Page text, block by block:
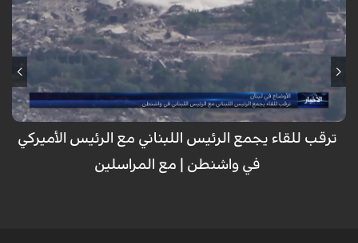
مع تأجيل الاجتماع الافتراضي بين الجيش اللبناني والصهيوني والأمريكي لأسباب
مجهولة، تتواصل الاعتداءات الصهيونية بالغارات من المسيرات على بلدات
المنصورة والنبطية الفوقا والقنطرة واستكمال لعمليات التفخيخ وتفجير
المنازل والأحياء في بنت جبيل والخيام وكفر تبنيت وتأكيد من قبل حزب الله أن
التنازلات التي تقدمها السلطة اللبنانية للعدو الأمريكي والصهيوني لن تمر.
ترقب للقاء يجمع الرئيس اللبناني مع الرئيس الأميركي
في واشنطن | مع المراسلين